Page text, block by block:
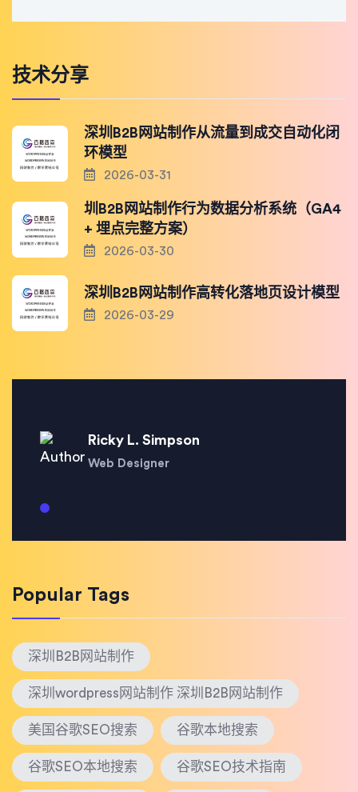
技术分享
深圳B2B网站制作从流量到成交自动化闭
环模型
2026-03-31
圳B2B网站制作行为数据分析系统（GA4
+ 埋点完整方案）
2026-03-30
深圳B2B网站制作高转化落地页设计模型
2026-03-29
Ricky L. Simpson
Web Designer
Popular Tags
深圳B2B网站制作
深圳wordpress网站制作 深圳B2B网站制作
美国谷歌SEO搜索 谷歌本地搜索
谷歌SEO本地搜索 谷歌SEO技术指南